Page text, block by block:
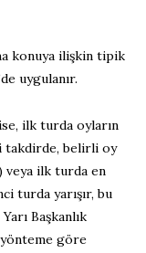
konuya ilişkin tipik
uygulanır.
ilk turda oyların
takdirde, belirli oy
veya ilk turda en
turda yarışır, bu
Başkanlık
yönteme göre